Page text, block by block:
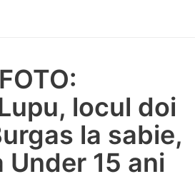
locul doi
la sabie,
15 ani